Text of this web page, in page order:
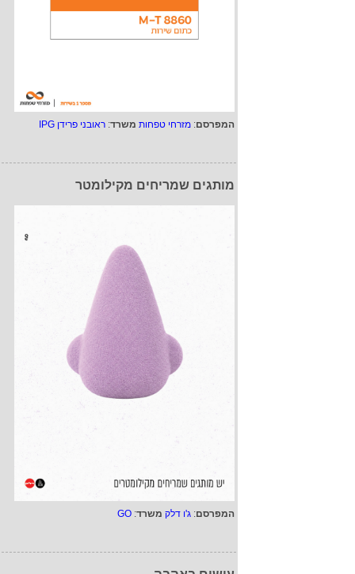
המפרסם: מזרחי טפחות משרד: ראובני פרידן IPG
מותגים שמריחים מקילומטר
המפרסם: ג'ו דלק משרד:
GO